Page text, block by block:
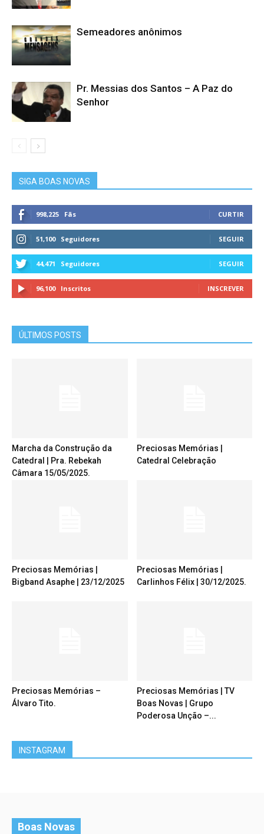
Semeadores anônimos
Pr. Messias dos Santos – A Paz do
Senhor
SIGA BOAS NOVAS
998,225 Fãs CURTIR
51,100 Seguidores SEGUIR
44,471 Seguidores SEGUIR
96,100 Inscritos INSCREVER
ÚLTIMOS POSTS
Marcha da Construção da
Catedral | Pra. Rebekah
Câmara 15/05/2025.
Preciosas Memórias |
Catedral Celebração
Preciosas Memórias |
Bigband Asaphe | 23/12/2025
Preciosas Memórias |
Carlinhos Félix | 30/12/2025.
Preciosas Memórias –
Álvaro Tito.
Preciosas Memórias | TV
Boas Novas | Grupo
Poderosa Unção –...
INSTAGRAM
Boas Novas